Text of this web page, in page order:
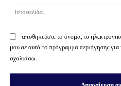
αποθηκεύστε το όνομα, το
μου σε αυτό το πρόγραμμα περιήγησης
σχολιάσω.